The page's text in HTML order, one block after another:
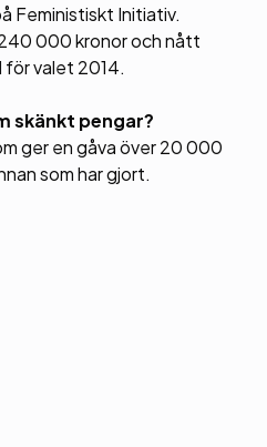
Feministiskt Initiativ.
000 kronor och nått
för valet 2014.
skänkt pengar?
ger en gåva över 20 000
som har gjort.